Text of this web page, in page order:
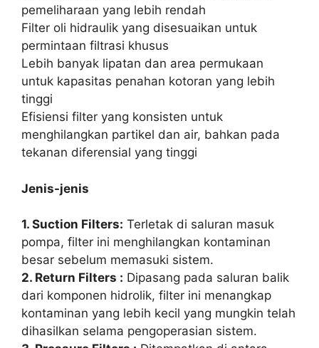
pemeliharaan yang lebih rendah
Filter oli hidraulik yang disesuaikan untuk
permintaan filtrasi khusus
Lebih banyak lipatan dan area permukaan
untuk kapasitas penahan kotoran yang lebih
tinggi
Efisiensi filter yang konsisten untuk
menghilangkan partikel dan air, bahkan pada
tekanan diferensial yang tinggi
Jenis-jenis
1. Suction Filters: Terletak di saluran masuk
pompa, filter ini menghilangkan kontaminan
besar sebelum memasuki sistem.
2. Return Filters : Dipasang pada saluran balik
dari komponen hidrolik, filter ini menangkap
kontaminan yang lebih kecil yang mungkin telah
dihasilkan selama pengoperasian sistem.